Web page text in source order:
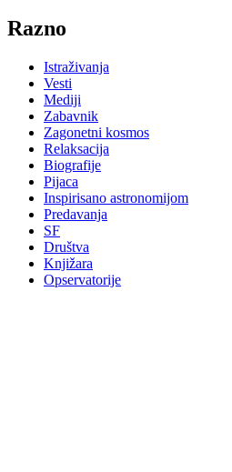
Razno
Istraživanja
Vesti
Mediji
Zabavnik
Zagonetni kosmos
Relaksacija
Biografije
Pijaca
Inspirisano astronomijom
Predavanja
SF
Društva
Knjižara
Opservatorije